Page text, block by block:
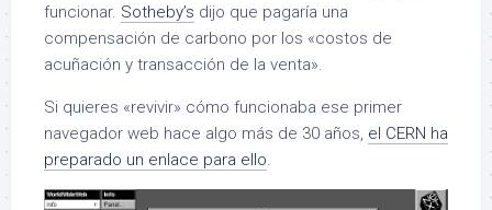
funcionar. Sotheby’s dijo que pagaría una
compensación de carbono por los «costos de
acuñación y transacción de la venta».
Si quieres «revivir» cómo funcionaba ese primer
navegador web hace algo más de 30 años, el CERN ha
preparado un enlace para ello.